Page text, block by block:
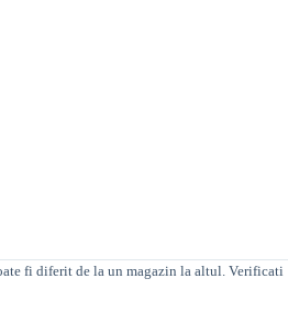
fi diferit de la un magazin la altul . Verificati